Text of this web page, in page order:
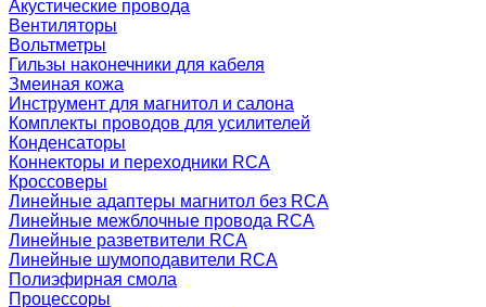
Акустические провода
Вентиляторы
Вольтметры
Гильзы наконечники для кабеля
Змеиная кожа
Инструмент для магнитол и салона
Комплекты проводов для усилителей
Конденсаторы
Коннекторы и переходники RCA
Кроссоверы
Линейные адаптеры магнитол без RCA
Линейные межблочные провода RCA
Линейные разветвители RCA
Линейные шумоподавители RCA
Полиэфирная смола
Процессоры